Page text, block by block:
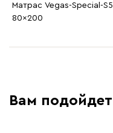
Матрас Vegas-Special-S5
80x200
Вам подойдет